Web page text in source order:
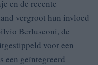
en de recente
vergroot hun invloed
Berlusconi, de
voor een
een geïntegreerd